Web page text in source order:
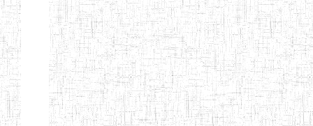
Etablissements
d'enseignement